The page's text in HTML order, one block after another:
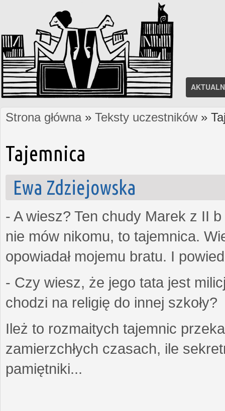
Jesteś tutaj
Strona główna» Teksty uczestników»
Tajemnica
Ewa Zdziejowska
- A wiesz? Ten chudy Marek z II
nie mów nikomu, to tajemnica.
opowiadał mojemu bratu. I
- Czy wiesz, że jego tata jest
chodzi na religię do innej szkoły?
Ileż to rozmaitych tajemnic
zamierzchłych czasach, ile
pamiętniki...